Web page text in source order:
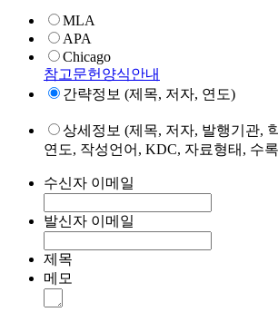
MLA
APA
Chicago
참고문헌양식안내
간략정보 (제목, 저자, 연도)
상세정보 (제목, 저자, 발행기관,
연도, 작성언어, KDC, 자료형태, 수
수신자 이메일
발신자 이메일
제목
메모